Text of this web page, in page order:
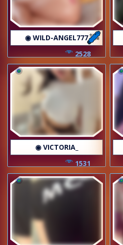
◉ WILD-ANGEL777
2528
◉ VICTORIA_
1531